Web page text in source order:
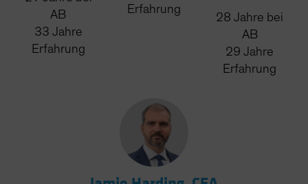
AB
33 Jahre
Erfahrung
Erfahrung
28 Jahre bei
AB
29 Jahre
Erfahrung